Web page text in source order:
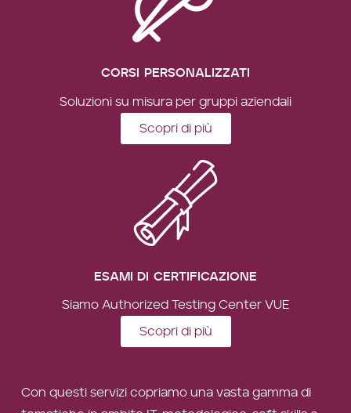
CORSI PERSONALIZZATI
Soluzioni su misura per gruppi aziendali
Scopri di più
ESAMI DI CERTIFICAZIONE
Siamo Authorized Testing Center VUE
Scopri di più
Con questi servizi copriamo una vasta gamma di